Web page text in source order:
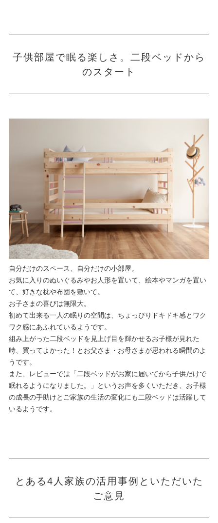
子供部屋で眠る楽しさ。二段ベッドから
のスタート
自分だけのスペース、自分だけの小部屋。
お気に入りのぬいぐるみやお人形を置いて、絵本やマンガを置い
て、好きな枕や布団を敷いて。
お子さまの喜びは無限大。
初めて出来る一人の眠りの空間は、ちょっぴりドキドキ感とワク
ワク感にあふれているようです。
組み上がった二段ベッドを見上げ目を輝かせるお子様が見れた
時、買ってよかった！とお父さま・お母さまが思われる瞬間のよ
うです。
また、レビューでは「二段ベッドがお家に届いてから子供だけで
眠れるようになりました。」というお声を多くいただき、お子様
の成長の手助けとご家族の生活の変化にも二段ベッドは活躍して
いるようです。
とある4人家族の活用事例といただいた
ご意見